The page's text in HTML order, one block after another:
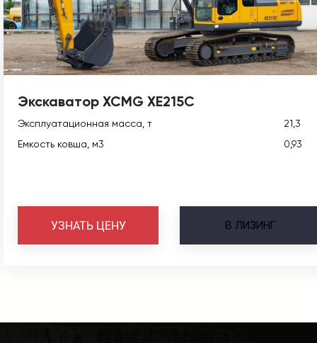
Экскаватор XCMG XE215C
Эксплуатационная масса, т
21,3
Емкость ковша, м3
0,93
В ЛИЗИНГ
УЗНАТЬ ЦЕНУ